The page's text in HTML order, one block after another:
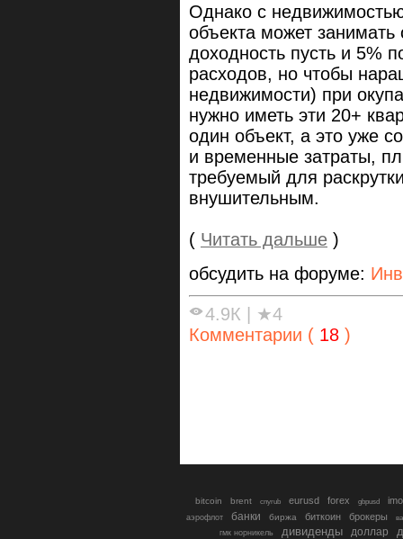
Однако с
объекта может
доходность пусть и 5%
расходов, но чтобы
недвижимости) при
нужно иметь эти 20+
один объект, а это уже
и временные затраты,
требуемый для
внушительным.
( Читать дальше )
обсудить на форуме:
4.9К
★4
Комментарии ( 18 )
bitcoin brent cnyrub eurusd forex gbpusd
аэрофлот банки биржа биткоин брокеры
гмк норникель
дивиденды доллар